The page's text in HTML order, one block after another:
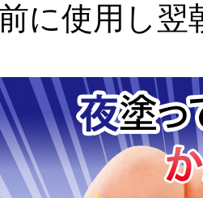
に使用し